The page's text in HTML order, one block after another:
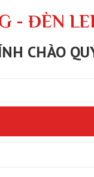
- ĐÈN
CHÀO